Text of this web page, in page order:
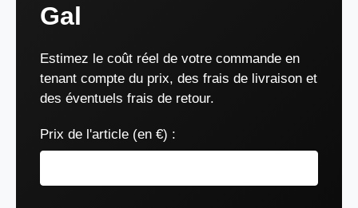
Gal
Estimez le coût réel de votre commande en
tenant compte du prix, des frais de livraison et
des éventuels frais de retour.
Prix de l'article (en €) :